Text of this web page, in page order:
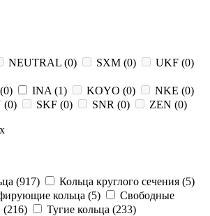
NEUTRAL (0) SXM (0) UKF (0)
0) INA (1) KOYO (0) NKE (0)
(0) SKF (0) SNR (0) ZEN (0)
(917) Кольца круглого сечения (5)
кольца (5)
Свободные
(216) Тугие кольца (233)